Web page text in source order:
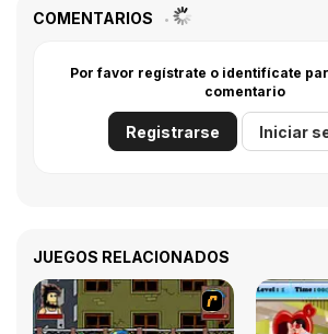
COMENTARIOS
Por favor regístrate o identifícate
comentario
Registrarse Iniciar
JUEGOS RELACIONADOS